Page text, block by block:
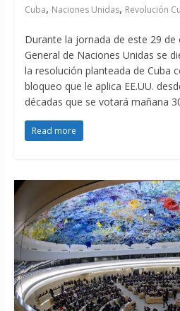
Cuba, Naciones Unidas, Revolución
Durante la jornada de este 29 de
General de Naciones Unidas se
la resolución planteada de Cuba
bloqueo que le aplica EE.UU.
décadas que se votará mañana
Read more